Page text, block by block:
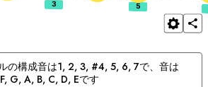
の構成音は1, 2, 3, #4, 5, 6, 7で、音は
F, G, A, B, C, D, Eです